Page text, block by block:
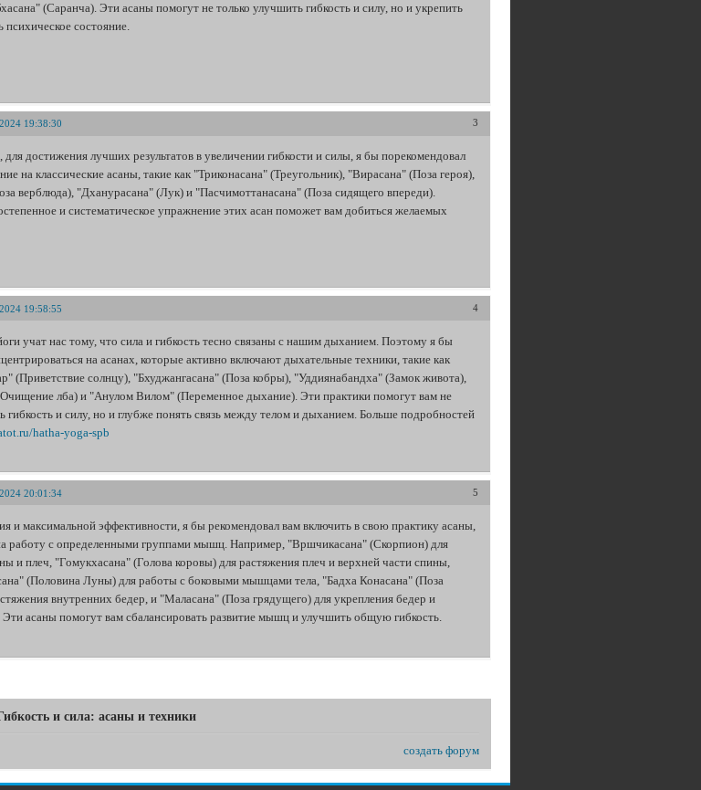
(Саранча). Эти асаны помогут не только улучшить гибкость и силу, но и укрепить
психическое состояние.
3
19:38:30
достижения лучших результатов в увеличении гибкости и силы, я бы порекомендовал
на классические асаны, такие как "Триконасана" (Треугольник), "Вирасана" (Поза героя),
верблюда), "Дханурасана" (Лук) и "Пасчимоттанасана" (Поза сидящего впереди).
и систематическое упражнение этих асан поможет вам добиться желаемых
4
19:58:55
учат нас тому, что сила и гибкость тесно связаны с нашим дыханием. Поэтому я бы
на асанах, которые активно включают дыхательные техники, такие как
(Приветствие солнцу), "Бхуджангасана" (Поза кобры), "Уддиянабандха" (Замок живота),
лба) и "Анулом Вилом" (Переменное дыхание). Эти практики помогут вам не
гибкость и силу, но и глубже понять связь между телом и дыханием. Больше подробностей
hatha-yoga-spb
5
20:01:34
и максимальной эффективности, я бы рекомендовал вам включить в свою практику асаны,
работу с определенными группами мышц. Например, "Вршчикасана" (Скорпион) для
и плеч, "Гомукхасана" (Голова коровы) для растяжения плеч и верхней части спины,
(Половина Луны) для работы с боковыми мышцами тела, "Бадха Конасана" (Поза
внутренних бедер, и "Маласана" (Поза грядущего) для укрепления бедер и
Эти асаны помогут вам сбалансировать развитие мышц и улучшить общую гибкость.
и сила: асаны и техники
создать форум